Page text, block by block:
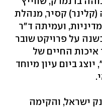
ניצה (קלינר) קסיר, מנהלת
ועמיתה ד"ר
על פרויקט שובר
החיים של
ביום עיון מיוחד
ישראל, והקימה